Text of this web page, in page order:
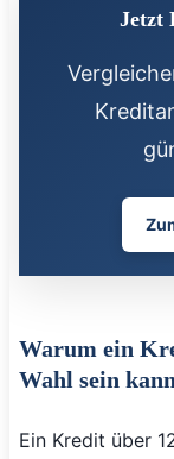
Jetzt
Warum ein
Wahl sein kann
Ein Kredit über